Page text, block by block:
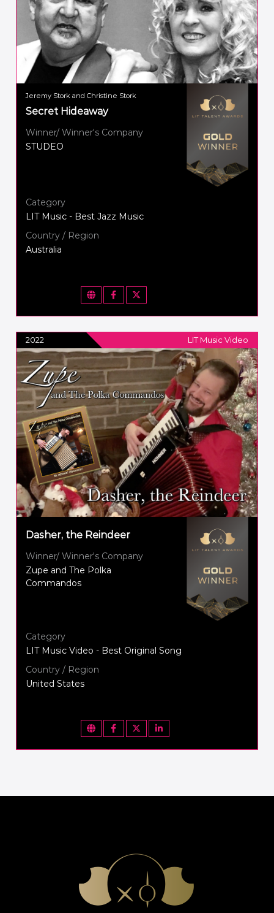
Jeremy Stork and Christine Stork
Secret Hideaway
Winner/ Winner's Company
STUDEO
Category
LIT Music - Best Jazz Music
Country / Region
Australia
2022 LIT Music Video
Dasher, the Reindeer
Winner/ Winner's Company
Zupe and The Polka
Commandos
Category
LIT Music Video - Best Original Song
Country / Region
United States